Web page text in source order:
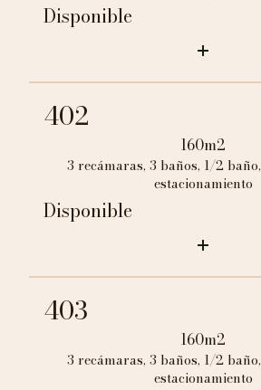
Disponible
402
160m2
3 recámaras, 3 baños, 1/2
estacionamiento
Disponible
403
160m2
3 recámaras, 3 baños, 1/2
estacionamiento